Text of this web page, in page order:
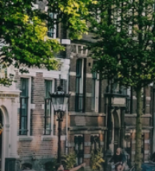
eethoek.
Vanuit
balkon
van een
moment
beschikt